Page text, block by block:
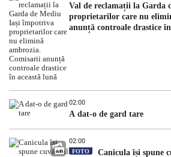
Val de reclamații la Garda
proprietarilor care nu
anunță controale drastice
02:00
A dat-o de gard tare
02:00
FOTO Canicula își spune